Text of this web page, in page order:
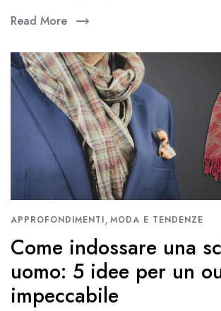
Read More
APPROFONDIMENTI, MODA E TENDENZE
Come indossare una
uomo: 5 idee per un
impeccabile